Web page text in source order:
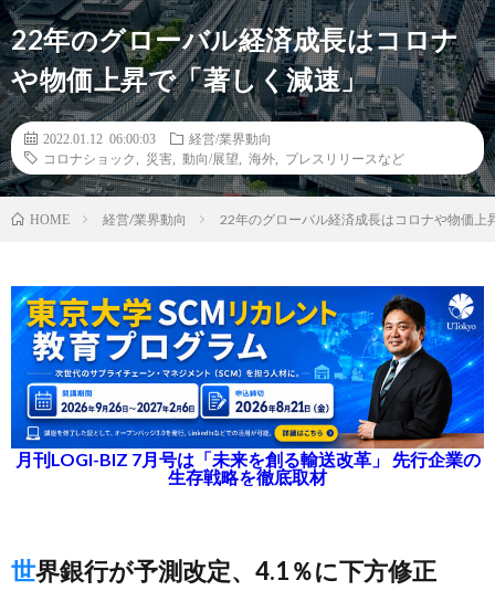
22年のグローバル経済成長はコロナ
や物価上昇で「著しく減速」
2022.01.12 06:00:03
経営/業界動向
コロナショック
災害 動向/展望 海外 プレスリリースなど
HOME 経営/業界動向 22年のグローバル経済成長はコロナや物価上
月刊LOGI-BIZ 7月号は「未来を創る輸送改革」 先行企業の
生存戦略を徹底取材
世界銀行が予測改定、4.1％に下方修正